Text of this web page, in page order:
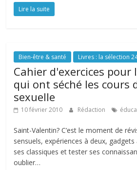
Lire la suite
Bien-être & santé Livres : la sélection
Cahier d'exercices pour
qui ont séché les cours
sexuelle
10 février 2010 Rédaction
Saint-Valentin? C’est le moment de
sensuels, expériences à deux,
ses classiques et tester ses
oublier…